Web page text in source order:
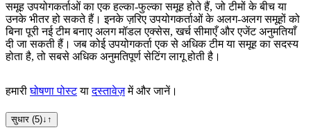
समूह उपयोगकर्ताओं का एक हल्का-फुल्का समूह होते हैं, जो टीमों के बीच या
उनके भीतर हो सकते हैं। इनके ज़रिए उपयोगकर्ताओं के अलग-अलग समूहों को
बिना पूरी नई टीम बनाए अलग मॉडल एक्सेस, खर्च सीमाएँ और एजेंट अनुमतियाँ
दी जा सकती हैं। जब कोई उपयोगकर्ता एक से अधिक टीम या समूह का सदस्य
होता है, तो सबसे अधिक अनुमतिपूर्ण सेटिंग लागू होती है।
हमारीघोषणा पोस्टयादस्तावेज़में और जानें।
सुधार (5)↓ ↑